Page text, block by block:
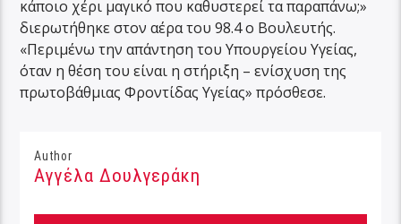
κάποιο χέρι μαγικό που καθυστερεί τα παραπάνω;»
διερωτήθηκε στον αέρα του 98.4 ο Βουλευτής.
«Περιμένω την απάντηση του Υπουργείου Υγείας,
όταν η θέση του είναι η στήριξη – ενίσχυση της
πρωτοβάθμιας Φροντίδας Υγείας» πρόσθεσε.
Author
Αγγέλα Δουλγεράκη